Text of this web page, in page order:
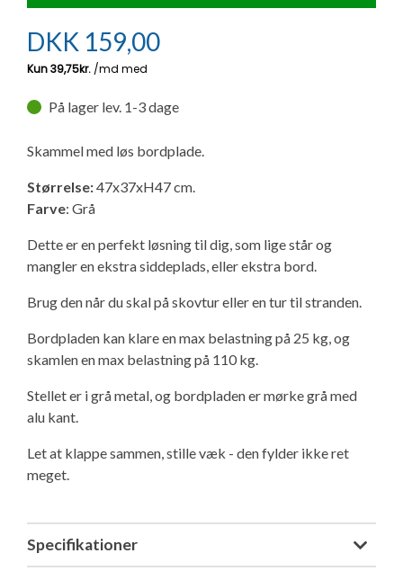
Adria Astella
Next
Hobby Prestige
Hobby Maxia
Ny campingvogn - godt at vide
Lille campingvogn
Finansiering af campingvogn
Forsikring af campingvogn
Vil du sælge din campingvogn?
Brugte telte og udstyr
Isabella Fortelte
Isabella Lufttelte
Isabella fortelte til specialvogne
Isabella Opstillingsvejledninger
Camping erhverv
Adria Coral
Adria Compact
Internet i campingvognen
Aircondition og klimaanlæg
Gas-komfort i din campingvogn
E-trailer kontrol- og sikkerhedsapp
Byvand - rindende vand i campingvognen
3 spændende ideer til campingvognen
GRØN Virksomhed
Klagemuligheder
Konkurrenceregler
Cookie & Privatlivspolitik
Persondata
GPDR - Optagelse af foto og video
DKK 159,00
På lager lev. 1-3 dage
Skammel med løs bordplade.
Størrelse:47x37xH47 cm.
Farve: Grå
Dette er en perfekt løsning til dig, som lige står og
mangler en ekstra siddeplads, eller ekstra bord.
Brug den når du skal på skovtur eller en tur til stranden.
Bordpladen kan klare en max belastning på 25 kg, og
skamlen en max belastning på 110 kg.
Stellet er i grå metal, og bordpladen er mørke grå med
alu kant.
Let at klappe sammen, stille væk - den fylder ikke ret
meget.
Specifikationer